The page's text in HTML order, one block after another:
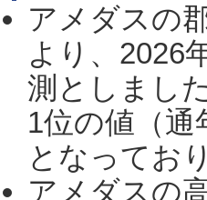
アメダスの
より、2026
測としまし
1位の値（通
となってお
アメダスの